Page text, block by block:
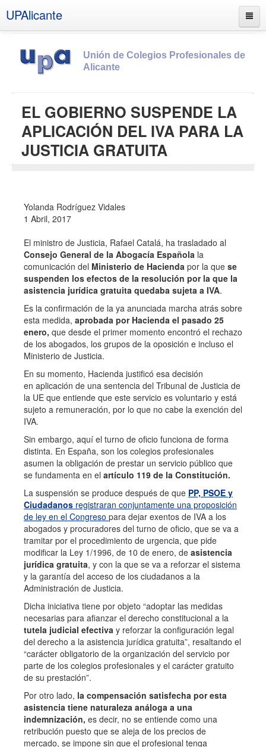
UPAlicante
Unión de Colegios Profesionales de
Alicante
Socios
Estatutos
Boletines
UPSANA
PROA
Contacto
EL GOBIERNO SUSPENDE LA
APLICACIÓN DEL IVA PARA LA
JUSTICIA GRATUITA
Yolanda Rodríguez Vidales
1 Abril, 2017
El ministro de Justicia, Rafael Catalá, ha trasladado al
Consejo General de la Abogacía Española la
comunicación del Ministerio de Hacienda por la que se
suspenden los efectos de la resolución por la que la
asistencia jurídica gratuita quedaba sujeta a IVA.
Es la confirmación de la ya anunciada marcha atrás sobre
esta medida, aprobada por Hacienda el pasado 25
enero, que desde el primer momento encontró el rechazo
de los abogados, los grupos de la oposición e incluso el
Ministerio de Justicia.
En su momento, Hacienda justificó esa decisión
en aplicación de una sentencia del Tribunal de Justicia de
la UE que entiende que este servicio es voluntario y está
sujeto a remuneración, por lo que no cabe la exención del
IVA.
Sin embargo, aquí el turno de oficio funciona de forma
distinta. En España, son los colegios profesionales
asumen la obligación de prestar un servicio público que
se fundamenta en el artículo 119 de la Constitución.
La suspensión se produce después de que PP, PSOE y
Ciudadanos registraran conjuntamente una proposición
de ley en el Congreso para dejar exentos de IVA a los
abogados y procuradores del turno de oficio, que se va a
tramitar por el procedimiento de urgencia, que pide
modificar la Ley 1/1996, de 10 de enero, de asistencia
jurídica gratuita, y con la que se va a reforzar el sistema
y la garantía del acceso de los ciudadanos a la
Administración de Justicia.
Dicha iniciativa tiene por objeto “adoptar las medidas
necesarias para afianzar el derecho constitucional a la
tutela judicial efectiva y reforzar la configuración legal
del derecho a la asistencia jurídica gratuita”, resaltando el
“carácter obligatorio de la organización del servicio por
parte de los colegios profesionales y el carácter gratuito
de su prestación”.
Por otro lado, la compensación satisfecha por esta
asistencia tiene naturaleza análoga a una
indemnización, es decir, no se entiende como una
retribución puesto que se aleja de los precios de
mercado, se impone sin que el profesional tenga